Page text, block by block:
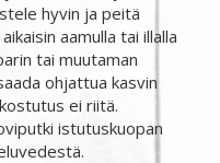
hyvin ja peitä
aamulla tai illalla
tai muutaman
ohjattua kasvin
ei riitä.
istutuskuopan